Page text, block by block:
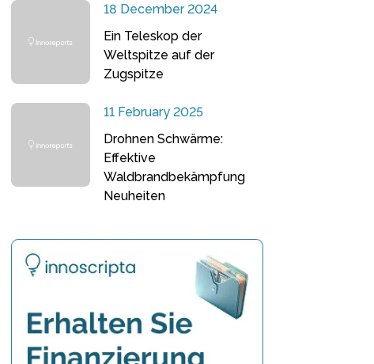
18 December 2024
Ein Teleskop der
Weltspitze auf der
Zugspitze
11 February 2025
Drohnen Schwärme:
Effektive
Waldbrandbekämpfung
Neuheiten